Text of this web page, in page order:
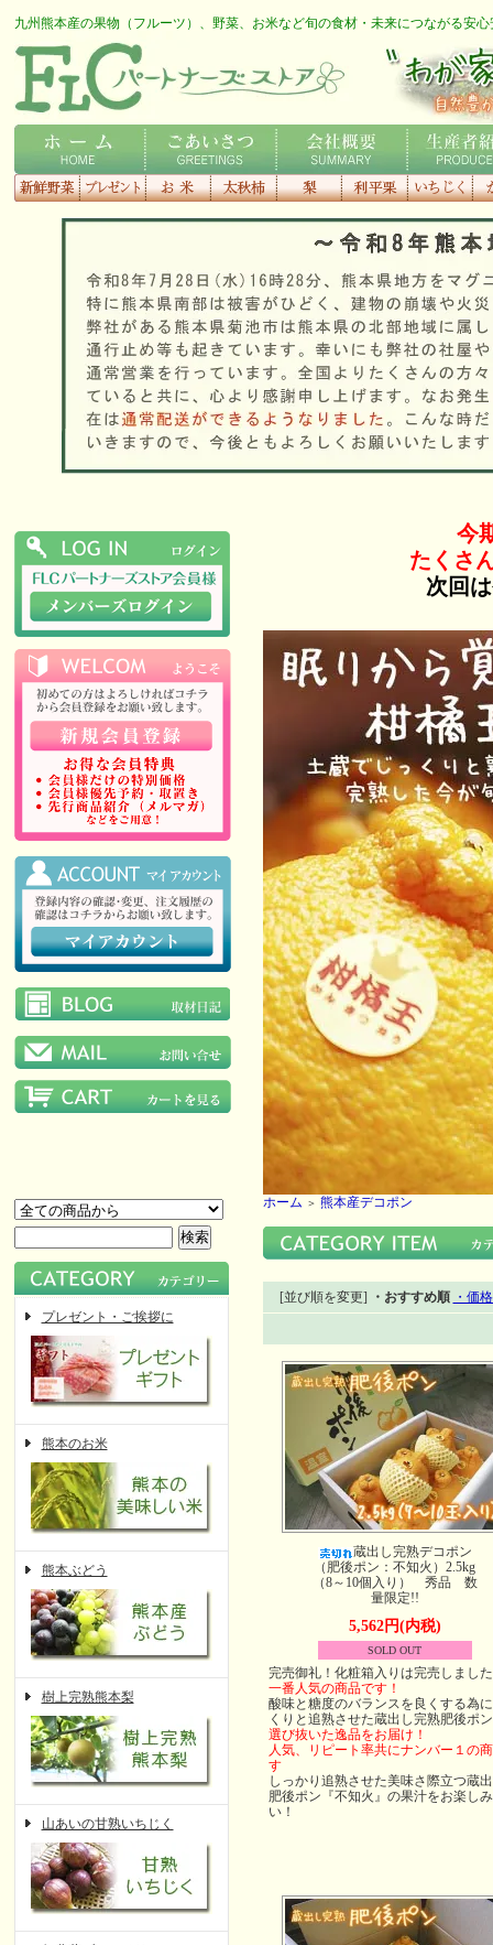
九州熊本産の果物（フルーツ）、野菜、お米など旬の食材・未来につながる安
FLCロゴ わが家の専用農家さん
ホーム ごあいさつ 会社概要
生産者紹介
す
プレゼント・ご挨拶に
熊本のお米
熊本ぶどう
樹上完熟熊本梨
山あいの甘熟いちじく
今
たくさ
次回
ホーム ＞ 熊本産デコポン
[並び順を変更] ・おすすめ順 ・価
蔵出し完熟デコポン
（肥後ポン：不知火）2.5kg
（8～10個入り） 秀品 数
量限定!!
5,562円(内税)
SOLD OUT
完売御礼！化粧箱入りは完売しまし
一番人気の商品です！
酸味と糖度のバランスを良くする為
くりと追熟させた蔵出し完熟肥後ポン
選び抜いた逸品をお届け！
人気、リピート率共にナンバー１の
す
しっかり追熟させた美味さ際立つ蔵
肥後ポン『不知火』の果汁をお楽し
い！